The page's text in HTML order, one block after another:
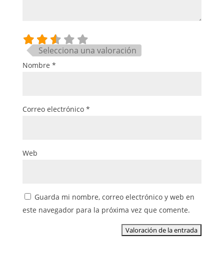
Selecciona una valoración
Nombre *
Correo electrónico *
Web
Guarda mi nombre, correo electrónico y web en
este navegador para la próxima vez que comente.